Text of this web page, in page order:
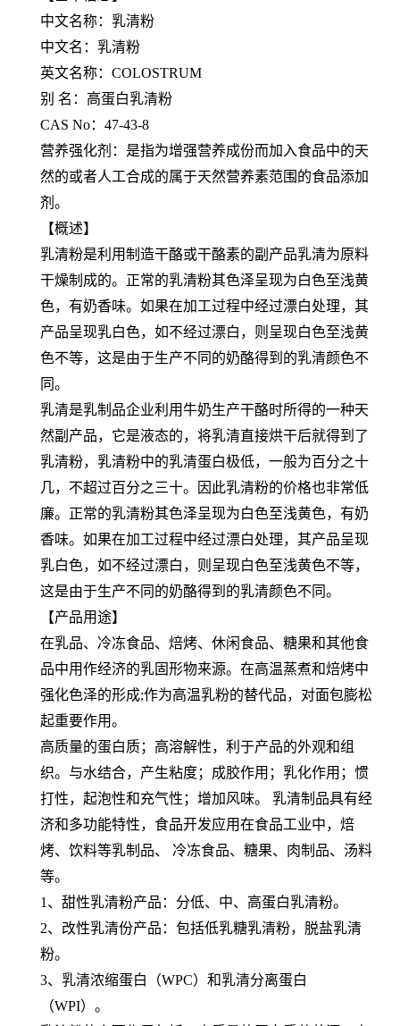
中文名称：乳清粉
中文名：乳清粉
英文名称：COLOSTRUM
别 名：高蛋白乳清粉
CAS No：47-43-8
营养强化剂：是指为增强营养成份而加入食品中的天
然的或者人工合成的属于天然营养素范围的食品添加
剂。
【概述】
乳清粉是利用制造干酪或干酪素的副产品乳清为原料
干燥制成的。正常的乳清粉其色泽呈现为白色至浅黄
色，有奶香味。如果在加工过程中经过漂白处理，其
产品呈现乳白色，如不经过漂白，则呈现白色至浅黄
色不等，这是由于生产不同的奶酪得到的乳清颜色不
同。
乳清是乳制品企业利用牛奶生产干酪时所得的一种天
然副产品，它是液态的，将乳清直接烘干后就得到了
乳清粉，乳清粉中的乳清蛋白极低，一般为百分之十
几，不超过百分之三十。因此乳清粉的价格也非常低
廉。正常的乳清粉其色泽呈现为白色至浅黄色，有奶
香味。如果在加工过程中经过漂白处理，其产品呈现
乳白色，如不经过漂白，则呈现白色至浅黄色不等，
这是由于生产不同的奶酪得到的乳清颜色不同。
【产品用途】
在乳品、冷冻食品、焙烤、休闲食品、糖果和其他食
品中用作经济的乳固形物来源。在高温蒸煮和焙烤中
强化色泽的形成;作为高温乳粉的替代品，对面包膨松
起重要作用。
高质量的蛋白质；高溶解性，利于产品的外观和组
织。与水结合，产生粘度；成胶作用；乳化作用；惯
打性，起泡性和充气性；增加风味。 乳清制品具有经
济和多功能特性，食品开发应用在食品工业中，焙
烤、饮料等乳制品、 冷冻食品、糖果、肉制品、汤料
等。
1、甜性乳清粉产品：分低、中、高蛋白乳清粉。
2、改性乳清份产品：包括低乳糖乳清粉，脱盐乳清
粉。
3、乳清浓缩蛋白（WPC）和乳清分离蛋白
（WPI）。